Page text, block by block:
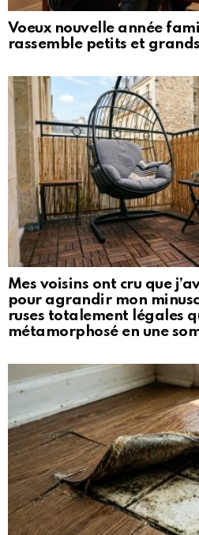
Voeux nouvelle année
rassemble petits et
Mes voisins ont cru que
pour agrandir mon
ruses totalement légales
métamorphosé en une